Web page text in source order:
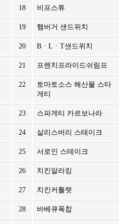
18 비프스튜
19 햄버거 샌드위치
20 BㆍLㆍT샌드위치
21 프렌치프라이드쉬림프
22
토마토소스 해산물 스타
게티
23 스파게티 카르보나라
24 살리스버리 스테이크
25 서로인 스테이크
26 치킨알라킹
27 치킨커틀렛
28 바베큐폭찹